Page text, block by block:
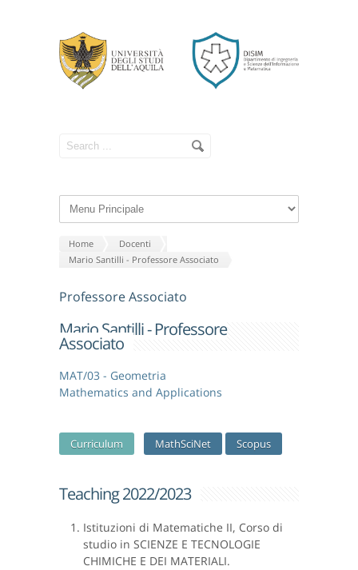
Home
Docenti
Mario Santilli - Professore Associato
Professore Associato
Mario Santilli - Professore
Associato
MAT/03 - Geometria
Mathematics and Applications
Curriculum MathSciNet Scopus
Teaching 2022/2023
Istituzioni di Matematiche II, Corso di
studio in SCIENZE E TECNOLOGIE
CHIMICHE E DEI MATERIALI.